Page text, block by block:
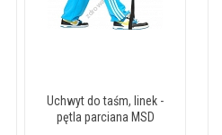
Uchwyt do taśm, linek -
pętla parciana MSD